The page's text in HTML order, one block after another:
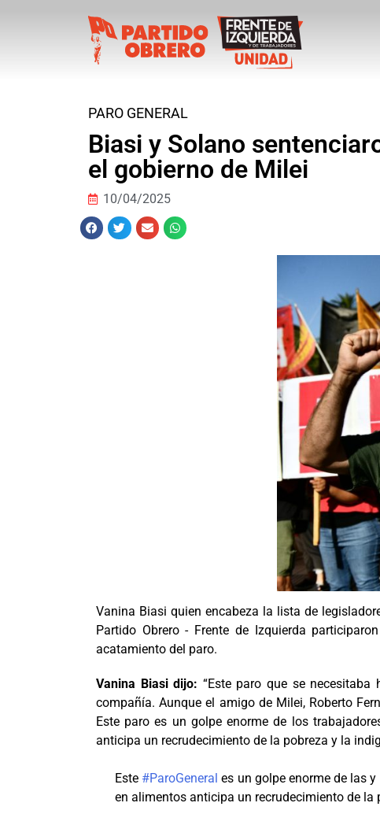
PARO GENERAL
Biasi y Solano
el gobierno de Milei
10/04/2025
Vanina Biasi quien encabeza la lista de
Partido Obrero - Frente de Izquierda
acatamiento del paro.
Vanina Biasi dijo: “Este paro que se
compañía. Aunque el amigo de Milei, Roberto
Este paro es un golpe enorme de los
anticipa un recrudecimiento de la pobreza y la
Este #ParoGeneral es un golpe enorme de las
en alimentos anticipa un recrudecimiento de la